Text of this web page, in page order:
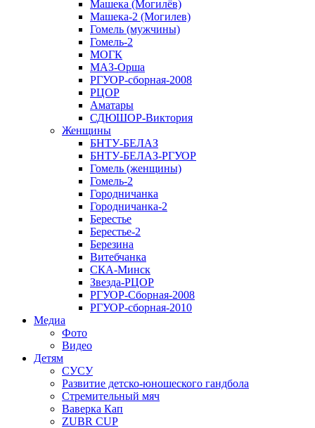
Машека (Могилёв)
Машека-2 (Могилев)
Гомель (мужчины)
Гомель-2
МОГК
МАЗ-Орша
РГУОР-сборная-2008
РЦОР
Аматары
СДЮШОР-Виктория
Женщины
БНТУ-БЕЛАЗ
БНТУ-БЕЛАЗ-РГУОР
Гомель (женщины)
Гомель-2
Городничанка
Городничанка-2
Берестье
Берестье-2
Березина
Витебчанка
СКА-Минск
Звезда-РЦОР
РГУОР-Сборная-2008
РГУОР-сборная-2010
Медиа
Фото
Видео
Детям
СУСУ
Развитие детско-юношеского гандбола
Стремительный мяч
Ваверка Кап
ZUBR CUP